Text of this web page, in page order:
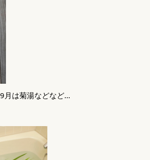
月は菊湯などなど…